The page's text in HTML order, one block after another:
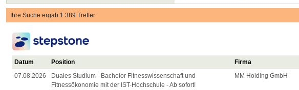
Ihre Suche ergab 1.389 Treffer
Datum Position Firma
07.08.2026
Duales Studium - Bachelor Fitnesswissenschaft und
Fitnessökonomie mit der IST-Hochschule - Ab sofort!
MM Holding GmbH